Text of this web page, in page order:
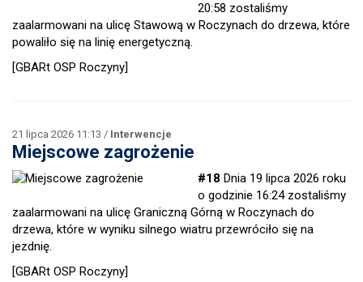
20:58 zostaliśmy
zaalarmowani na ulicę Stawową w Roczynach do drzewa, które
powaliło się na linię energetyczną.
[GBARt OSP Roczyny]
21 lipca 2026 11:13 / Interwencje
Miejscowe zagrożenie
#18 Dnia 19 lipca 2026 roku
o godzinie 16:24 zostaliśmy
zaalarmowani na ulicę Graniczną Górną w Roczynach do
drzewa, które w wyniku silnego wiatru przewróciło się na
jezdnię.
[GBARt OSP Roczyny]